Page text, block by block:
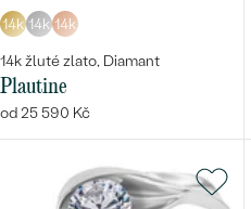
14k 14k 14k
14k žluté zlato, Diamant
Plautine
od 25 590 Kč